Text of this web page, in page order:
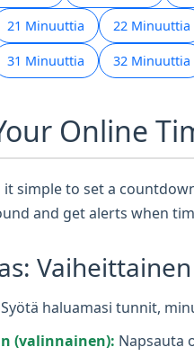
21 Minuuttia 22 Minuuttia
31 Minuuttia 32 Minuuttia
Online
it simple to set a
and get alerts when
Syötä haluamasi tunnit,
(valinnainen): Napsauta